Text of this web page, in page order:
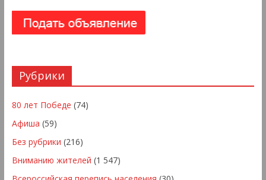
Рубрики
80 лет Победе (74)
Афиша (59)
Без рубрики (216)
Вниманию жителей (1 547)